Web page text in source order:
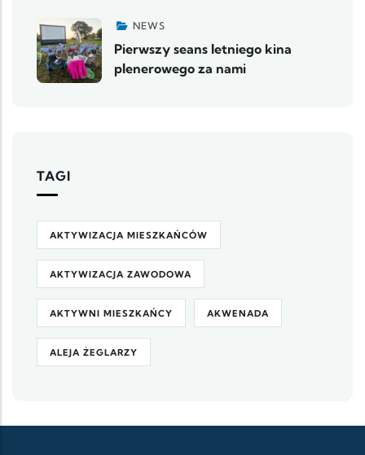
NEWS
Pierwszy seans letniego kina
plenerowego za nami
TAGI
AKTYWIZACJA MIESZKAŃCÓW
AKTYWIZACJA ZAWODOWA
AKTYWNI MIESZKAŃCY AKWENADA
ALEJA ŻEGLARZY